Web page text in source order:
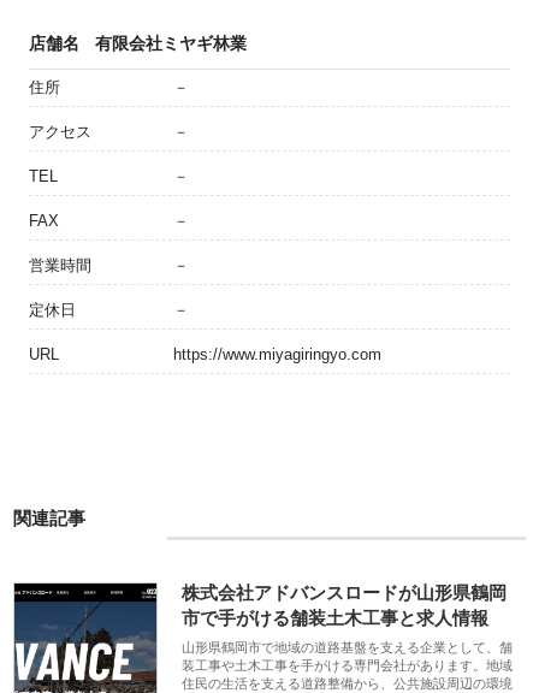
店舗名 有限会社ミヤギ林業
住所 －
アクセス －
TEL －
FAX －
営業時間 －
定休日 －
URL https://www.miyagiringyo.com
関連記事
株式会社アドバンスロードが山形県鶴岡
市で手がける舗装土木工事と求人情報
山形県鶴岡市で地域の道路基盤を支える企業として、舗
装工事や土木工事を手がける専門会社があります。地域
住民の生活を支える道路整備から、公共施設周辺の環境